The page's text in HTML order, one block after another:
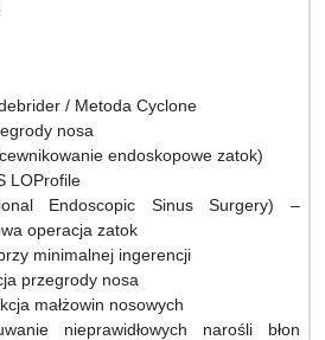
/ Metoda Cyclone
nosa
endoskopowe zatok)
LOProfile
Endoscopic Sinus Surgery) –
operacja zatok
minimalnej ingerencji
przegrody nosa
małżowin nosowych
nieprawidłowych narośli błon